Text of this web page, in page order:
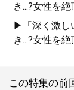
き...?女性を
▶「深く激し
き...?女性を
この特集の前